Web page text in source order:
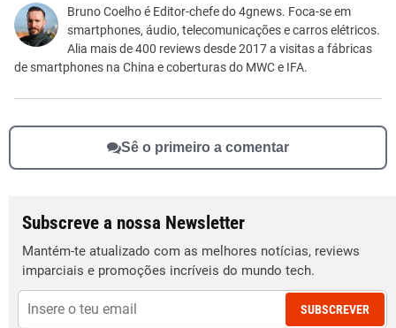
Este conteúdo não tem a informação que procuro
Outro
Bruno Coelho é Editor-chefe do 4gnews. Foca-se em
smartphones, áudio, telecomunicações e carros elétricos.
Alia mais de 400 reviews desde 2017 a visitas a fábricas
de smartphones na China e coberturas do MWC e IFA.
Sê o primeiro a comentar
Subscreve a nossa Newsletter
Mantém-te atualizado com as melhores notícias, reviews
imparciais e promoções incríveis do mundo tech.
SUBSCREVER